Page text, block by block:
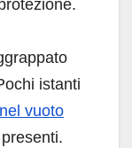
istanti
vuoto